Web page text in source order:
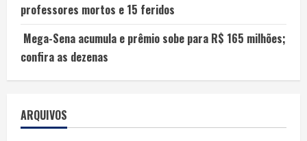
professores mortos e 15 feridos
Mega-Sena acumula e prêmio sobe para R$ 165 milhões;
confira as dezenas
ARQUIVOS